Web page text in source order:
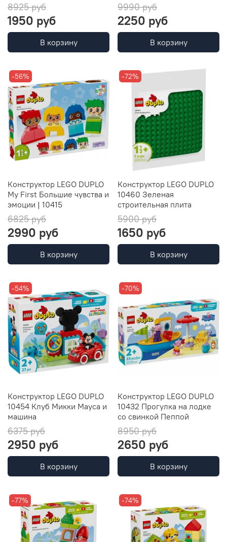
8925 руб
1950 руб
В корзину
9990 руб
2250 руб
В корзину
-56%
Конструктор LEGO DUPLO
My First Большие чувства и
эмоции | 10415
6825 руб
2990 руб
В корзину
-72%
Конструктор LEGO DUPLO
10460 Зеленая
строительная плита
5900 руб
1650 руб
В корзину
-54%
Конструктор LEGO DUPLO
10454 Клуб Микки Мауса и
машина
6375 руб
2950 руб
В корзину
-70%
Конструктор LEGO DUPLO
10432 Прогулка на лодке
со свинкой Пеппой
8950 руб
2650 руб
В корзину
-77% -74%